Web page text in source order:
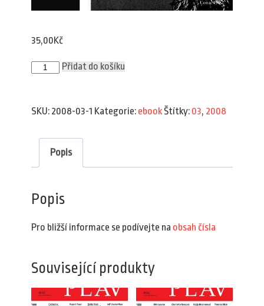
35,00Kč
Plav
3/2008
Přidat do košíku
SKU: 2008-03-1 Kategorie: ebookŠtítky: 03, 2008
Popis
Popis
Pro bližší informace se podívejte na obsah čísla
Související produkty